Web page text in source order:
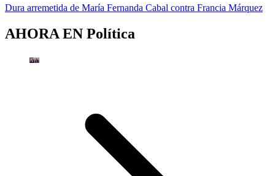
Dura arremetida de María Fernanda Cabal contra Francia Márquez
AHORA EN Política